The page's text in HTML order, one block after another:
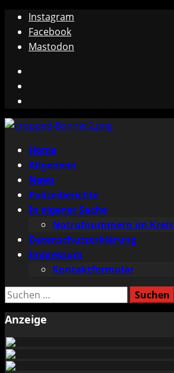
Zum
Inhalt
springen
Instagram
Facebook
Mastodon
Primäres
Menü
Home
Allgemein
News
Polizeiberichte
In eigener Sache
Notrufnummern im Kreis
Datenschutzerklärung
Impressum
Kontaktformular
Suchen
Anzeige